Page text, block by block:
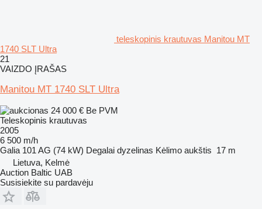
teleskopinis krautuvas Manitou MT
1740 SLT Ultra
21
VAIZDO ĮRAŠAS
Manitou MT 1740 SLT Ultra
24 000 € Be PVM
Teleskopinis krautuvas
2005
6 500 m/h
Galia 101 AG (74 kW) Degalai dyzelinas Kėlimo aukštis 17 m
Lietuva, Kelmė
Auction Baltic UAB
Susisiekite su pardavėju